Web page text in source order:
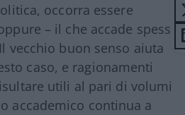
occorra essere
– il che accade spesso
vecchio buon senso aiuta
caso, e ragionamenti
utili al pari di volumi
accademico continua a